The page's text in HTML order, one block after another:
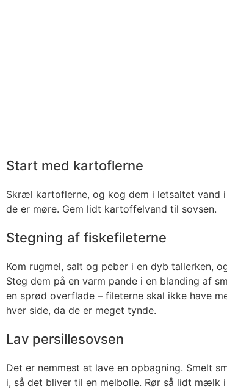
Start med kartoflerne
Skræl kartoflerne, og kog dem i letsaltet vand
de er møre. Gem lidt kartoffelvand til sovsen.
Stegning af fiskefileterne
Kom rugmel, salt og peber i en dyb tallerken,
Steg dem på en varm pande i en blanding af
en sprød overflade – fileterne skal ikke have
hver side, da de er meget tynde.
Lav persillesovsen
Det er nemmest at lave en opbagning. Smelt
i, så det bliver til en melbolle. Rør så lidt mælk